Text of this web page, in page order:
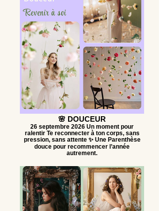
🌸 DOUCEUR
26 septembre 2026 Un moment pour
ralentir Te reconnecter à ton corps, sans
pression, sans attente ✨ Une Parenthèse
douce pour recommencer l’année
autrement.